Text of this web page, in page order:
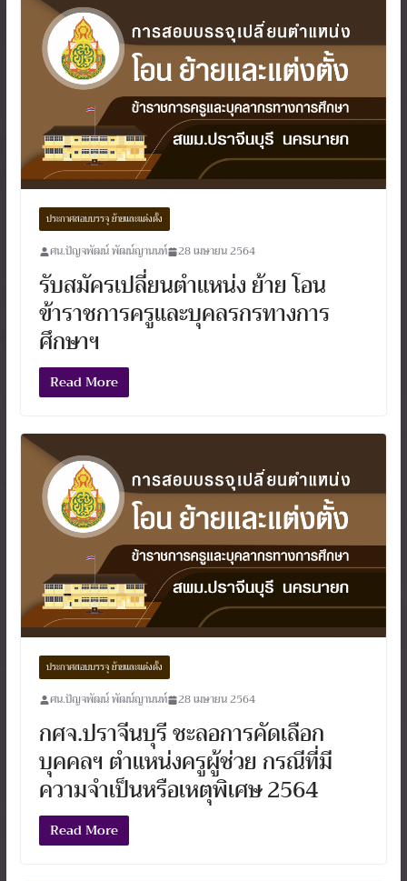
ประกาศสอบบรรจุ ย้ายและแต่งตั้ง
ศน.ปัญจพัฒน์ พัฒน์ญานนท์ 28 เมษายน 2564
รับสมัครเปลี่ยนตำแหน่ง ย้าย โอน
ข้าราชการครูและบุคลรกรทางการ
ศึกษาฯ
Read More
ประกาศสอบบรรจุ ย้ายและแต่งตั้ง
ศน.ปัญจพัฒน์ พัฒน์ญานนท์ 28 เมษายน 2564
กศจ.ปราจีนบุรี ชะลอการคัดเลือก
บุคคลฯ ตำแหน่งครูผู้ช่วย กรณีที่มี
ความจำเป็นหรือเหตุพิเศษ 2564
Read More